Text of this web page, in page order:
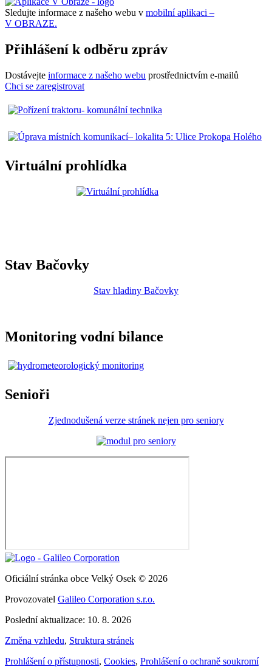
Sledujte informace z našeho webu v mobilní aplikaci –
V OBRAZE.
Přihlášení k odběru zpráv
Dostávejte informace z našeho webu prostřednictvím e-mailů
Chci se zaregistrovat
Virtuální prohlídka
Stav Bačovky
Stav hladiny Bačovky
Monitoring vodní bilance
Senioři
Zjednodušená verze stránek nejen pro seniory
Oficiální stránka obce Velký Osek © 2026
Provozovatel Galileo Corporation s.r.o.
Poslední aktualizace: 10. 8. 2026
Změna vzhledu, Struktura stránek
Prohlášení o přístupnosti, Cookies, Prohlášení o ochraně soukromí